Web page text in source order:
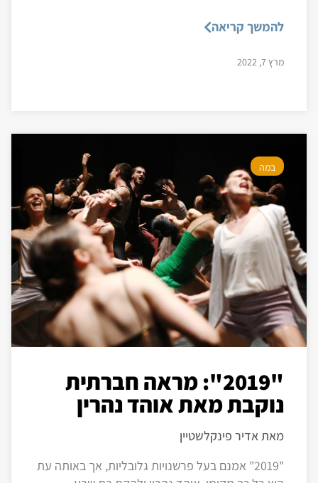
להמשך קריאה
מרץ 7, 2022
במה
"2019": מראה חברתית
נוקבת מאת אוהד נהרין
מאת אדיר פינקלשטיין
"2019" אמנם בעל פרשנויות גלובליות, אך באותה עת